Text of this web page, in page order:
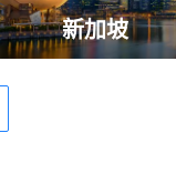
新加坡